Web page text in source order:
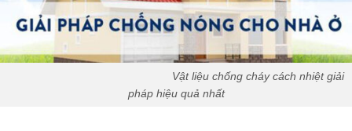
Vật liệu chống cháy cách nhiệt giải
pháp hiệu quả nhất